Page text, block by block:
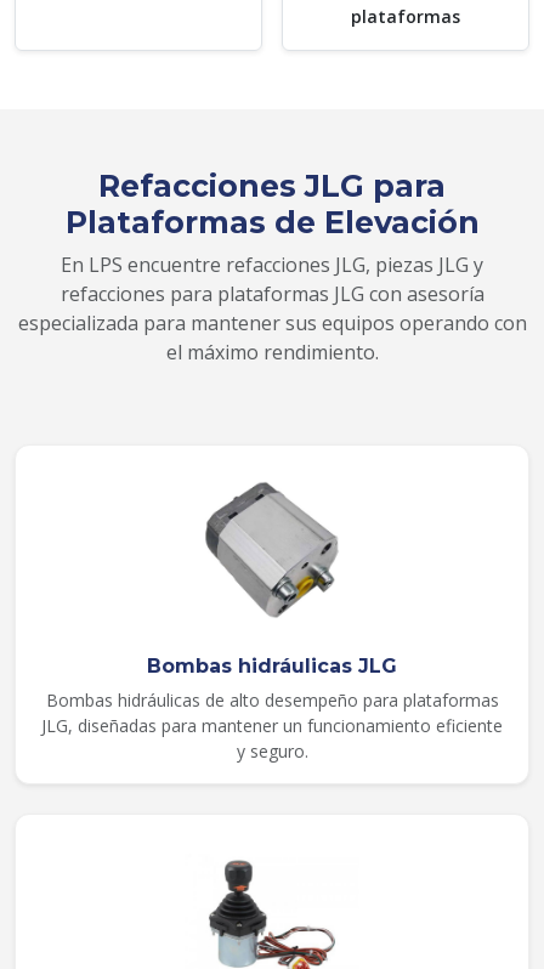
plataformas
Refacciones JLG para
Plataformas de Elevación
En LPS encuentre refacciones JLG, piezas JLG y
refacciones para plataformas JLG con asesoría
especializada para mantener sus equipos operando con
el máximo rendimiento.
Bombas hidráulicas JLG
Bombas hidráulicas de alto desempeño para plataformas
JLG, diseñadas para mantener un funcionamiento eficiente
y seguro.